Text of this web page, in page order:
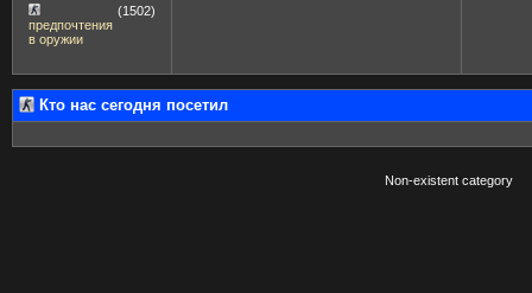
предпочтения
в оружии
(1502)
Кто нас сегодня посетил
Non-existent category